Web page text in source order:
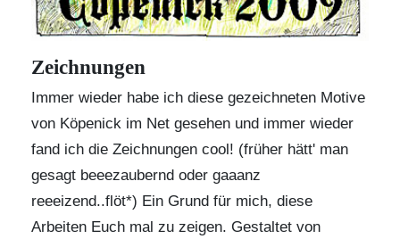
Zeichnungen
Immer wieder habe ich diese gezeichneten Motive
von Köpenick im Net gesehen und immer wieder
fand ich die Zeichnungen cool! (früher hätt' man
gesagt beeezaubernd oder gaaanz
reeeizend..flöt*) Ein Grund für mich, diese
Arbeiten Euch mal zu zeigen. Gestaltet von